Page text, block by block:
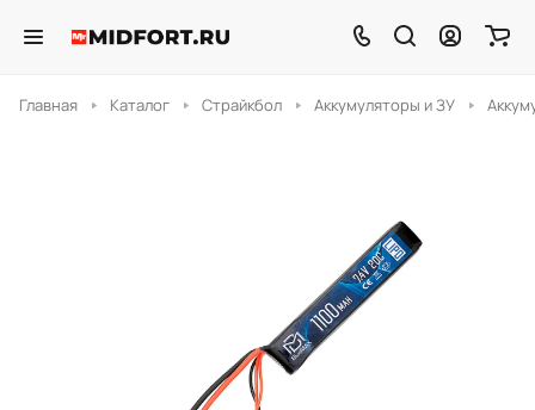
Главная Каталог Страйкбол Аккумуляторы и ЗУ